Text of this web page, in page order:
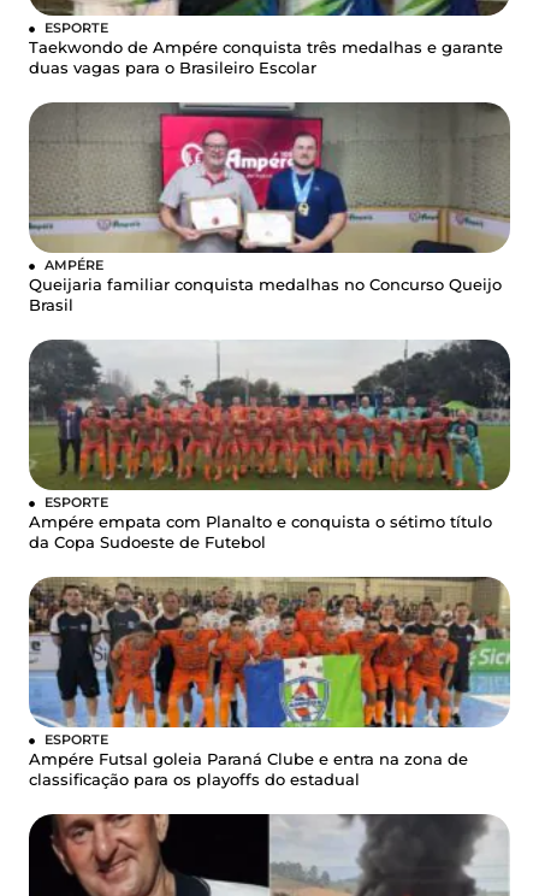
ESPORTE
Taekwondo de Ampére conquista três medalhas e garante
duas vagas para o Brasileiro Escolar
AMPÉRE
Queijaria familiar conquista medalhas no Concurso Queijo
Brasil
ESPORTE
Ampére empata com Planalto e conquista o sétimo título
da Copa Sudoeste de Futebol
ESPORTE
Ampére Futsal goleia Paraná Clube e entra na zona de
classificação para os playoffs do estadual